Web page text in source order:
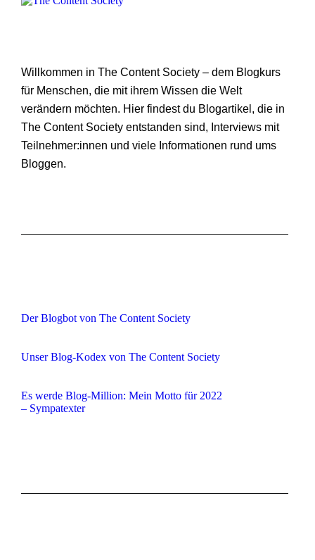
Willkommen in The Content Society – dem Blogkurs
für Menschen, die mit ihrem Wissen die Welt
verändern möchten. Hier findest du Blogartikel, die in
The Content Society entstanden sind, Interviews mit
Teilnehmer:innen und viele Informationen rund ums
Bloggen.
Der Blogbot von The Content Society
Unser Blog-Kodex von The Content Society
Es werde Blog-Million: Mein Motto für 2022
– Sympatexter